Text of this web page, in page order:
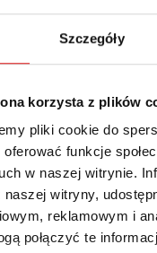
Szczegóły
korzysta z plików
pliki cookie do
funkcje
w naszej witrynie.
witryny,
reklamowym i
połączyć te
przygotowany
analizę
zawodowej.
polecane:
radcom
prokuratorom i
Policji,